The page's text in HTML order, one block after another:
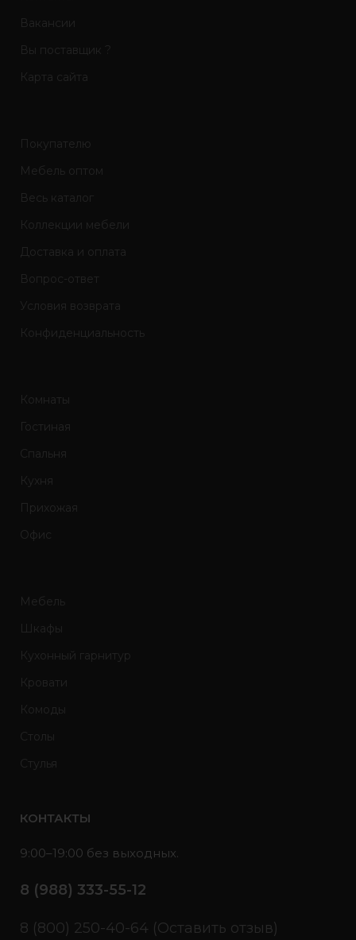
Вакансии
Вы поставщик ?
Карта сайта
Покупателю
Мебель оптом
Весь каталог
Коллекции мебели
Доставка и оплата
Вопрос-ответ
Условия возврата
Конфиденциальность
Комнаты
Гостиная
Спальня
Кухня
Прихожая
Офис
Мебель
Шкафы
Кухонный гарнитур
Кровати
Комоды
Столы
Стулья
КОНТАКТЫ
9:00–19:00 без выходных.
8 (988) 333-55-12
8 (800) 250-40-64 (Оставить отзыв)